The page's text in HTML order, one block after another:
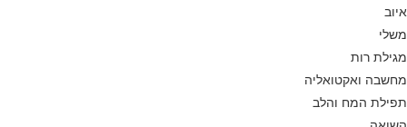
איוב
משלי
מגילת רות
מחשבה ואקטואליה
תפילת המח והלב